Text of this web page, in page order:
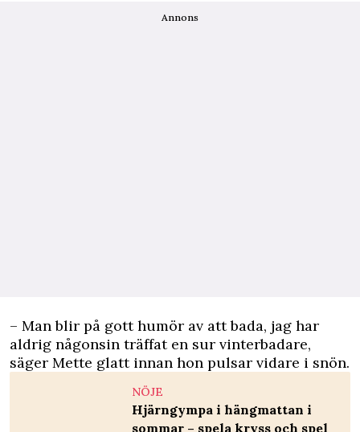
Annons
– Man blir på gott humör av att bada, jag har
aldrig någonsin träffat en sur vinterbadare,
säger Mette glatt innan hon pulsar vidare i snön.
NÖJE
Hjärngympa i hängmattan i
sommar – spela kryss och spel